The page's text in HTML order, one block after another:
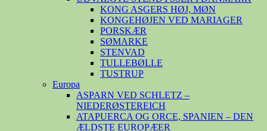
KONG ASGERS HØJ, MØN
KONGEHØJEN VED MARIAGER
PORSKÆR
SØMARKE
STENVAD
TULLEBØLLE
TUSTRUP
Europa
ASPARN VED SCHLETZ –
NIEDERØSTEREICH
ATAPUERCA OG ORCE, SPANIEN – DEN
ÆLDSTE EUROPÆER